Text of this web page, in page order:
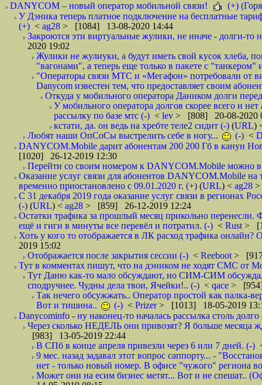
DANYCOM – новый оператор мобильной связи!
(+)
У Дэника теперь платное подключение на бесплатные
(+) < ag28 > [1084] 13-08-2020 14:44
Закроются эти виртуальные жулики, не иначе - долги-то
2020 19:02
Жулики не жулиуки, а будут иметь свой кусок хлеба,
"вагонами", а теперь еще только в пакете с
"Операторы связи МТС и «Мегафон» потребовали от
Danycom известен тем, что предоставляет своим
Откуда у мобильного оператора Даником долги
У мобильного оператора долгов скорее всего и
рассылку по базе мтс (-) < lev > [808] 20-08-2020
кстати, да. он ведь на хребте теле2 сидит (-) (URL)
Любят наши ОпСоСы выстрелить себе в ногу...
(-) <
DANYCOM.Mobile дарит абонентам 200 200 Гб в канун
[1020] 26-12-2019 12:30
Перейти со своим номером к DANYCOM.Mobile можно в
Оказание услуг связи для абонентов DANYCOM.Mobile
временно приостановлено с 09.01.2020 г. (+) (URL) < ag28 >
С 31 декабря 2019 года оказание услуг связи в регионах
(-) (URL) < ag28 > [859] 26-12-2019 12:24
Остатки трафика за прошлый месяц прикольно
ещё и гиги в минуты все перевёл и потратил. (-) < Rust >
Хоть у кого то отображается в ЛК расход трафика
2019 15:02
Отображается после закрытия сессии (-) < Reeboot >
Тут в комментах пишут, что на дэником не ходят СМС от
Тут Даню как-то мало обсуждают, но СИМ-СИМ
сподручнее. Чудны дела твои, Ячейки!.. (-) < qace > [954]
Так нечего обсужжать.. Оператор простой как палка-
Вот и тишина..
(-) < Prizer> [1013] 18-05-2019
Danycominfo - ну наконец-то началась рассылка столь
Через сколько НЕДЕЛЬ они привозят? Я больше месяца
[983] 13-05-2019 22:44
В СПб в конце апреля привезли через 6 или 7 дней. (-)
9 мес. назад задавал этот вопрос саппорту... -
нет - только новый номер. В офисе "чужого" региона
Может они на есим бизнес метят... Вот и не спешат..